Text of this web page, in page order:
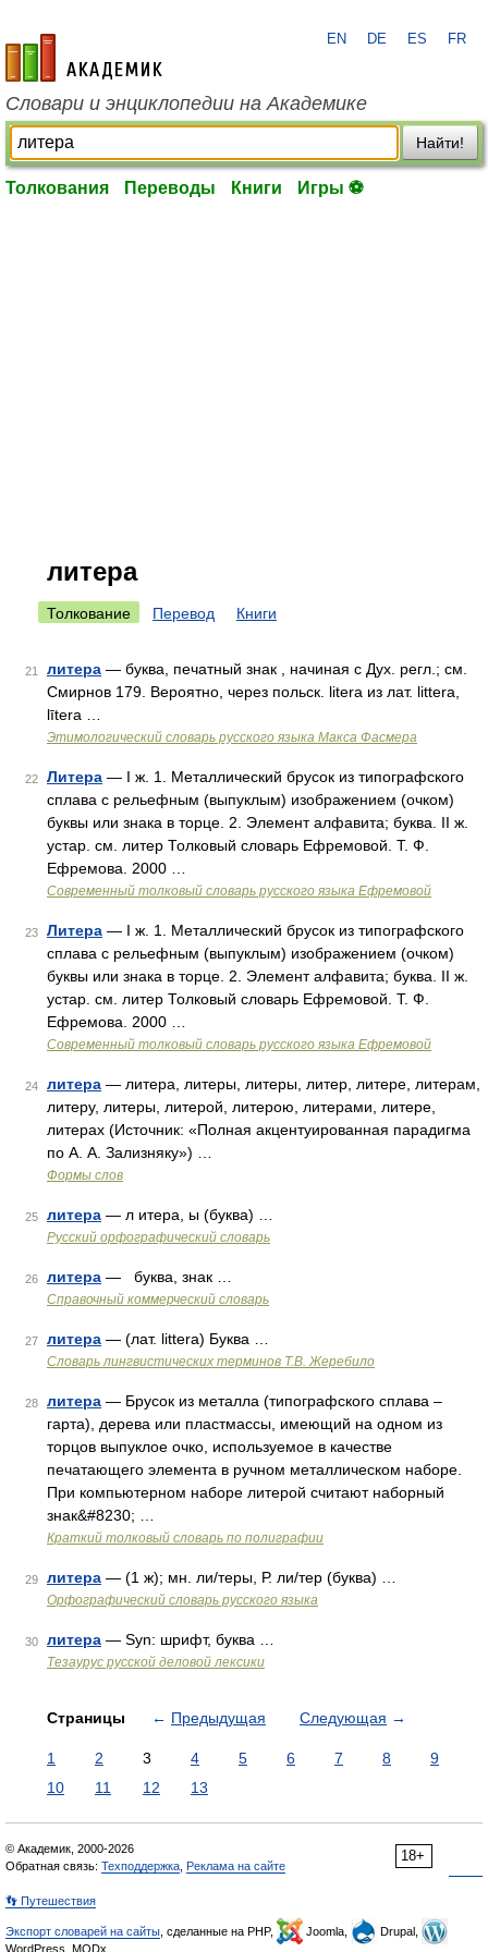
academic.ru
EN DE ES FR
Словари и энциклопедии на Академике
Найти!
Толкования Переводы Книги Игры ⚽
литера
Толкование Перевод Книги
21 литера — буква, печатный знак , начиная с Дух. регл.; см.
Смирнов 179. Вероятно, через польск. litera из лат. littera,
lītera …
Этимологический словарь русского языка Макса Фасмера
22 Литера — I ж. 1. Металлический брусок из типографского
сплава с рельефным (выпуклым) изображением (очком)
буквы или знака в торце. 2. Элемент алфавита; буква. II ж.
устар. см. литер Толковый словарь Ефремовой. Т. Ф.
Ефремова. 2000 …
Современный толковый словарь русского языка Ефремовой
23 Литера — I ж. 1. Металлический брусок из типографского
сплава с рельефным (выпуклым) изображением (очком)
буквы или знака в торце. 2. Элемент алфавита; буква. II ж.
устар. см. литер Толковый словарь Ефремовой. Т. Ф.
Ефремова. 2000 …
Современный толковый словарь русского языка Ефремовой
24 литера — литера, литеры, литеры, литер, литере, литерам,
литеру, литеры, литерой, литерою, литерами, литере,
литерах (Источник: «Полная акцентуированная парадигма
по А. А. Зализняку») …
Формы слов
25 литера — л итера, ы (буква) …
Русский орфографический словарь
26 литера — буква, знак …
Справочный коммерческий словарь
27 литера — (лат. littera) Буква …
Словарь лингвистических терминов Т.В. Жеребило
28 литера — Брусок из металла (типографского сплава –
гарта), дерева или пластмассы, имеющий на одном из
торцов выпуклое очко, используемое в качестве
печатающего элемента в ручном металлическом наборе.
При компьютерном наборе литерой считают наборный
знак&#8230; …
Краткий толковый словарь по полиграфии
29 литера — (1 ж); мн. ли/теры, Р. ли/тер (буква) …
Орфографический словарь русского языка
30 литера — Syn: шрифт, буква …
Тезаурус русской деловой лексики
Страницы ← Предыдущая Следующая →
1 2 3 4 5 6 7 8
9
10
11 12 13
18+
© Академик, 2000-2026
Обратная связь: Техподдержка Реклама на сайте
👣 Путешествия
Экспорт словарей на сайты , сделанные на PHP, Joomla,
Drupal,
WordPress, MODx.